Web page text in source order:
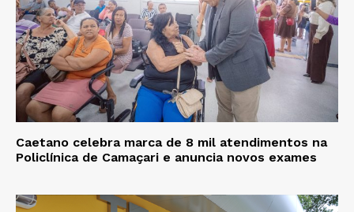
Caetano celebra marca de 8 mil atendimentos na
Policlínica de Camaçari e anuncia novos exames